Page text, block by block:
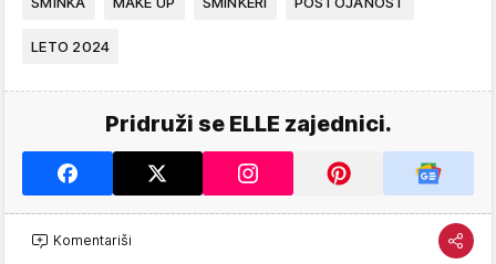
LETO 2024
Pridruži se ELLE zajednici.
Komentariši